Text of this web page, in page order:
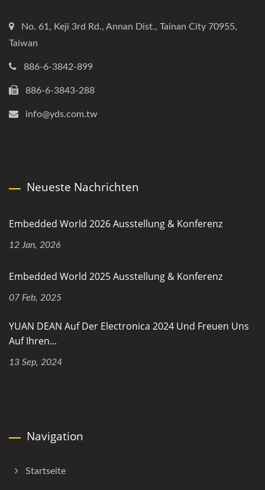
No. 61, Keji 3rd Rd., Annan Dist., Tainan City 70955,
Taiwan
886-6-3842-899
886-6-3843-288
info@yds.com.tw
Neueste Nachrichten
Embedded World 2026 Ausstellung & Konferenz
12 Jan, 2026
Embedded World 2025 Ausstellung & Konferenz
07 Feb, 2025
YUAN DEAN Auf Der Electronica 2024 Und Freuen Uns
Auf Ihren...
13 Sep, 2024
Navigation
Startseite